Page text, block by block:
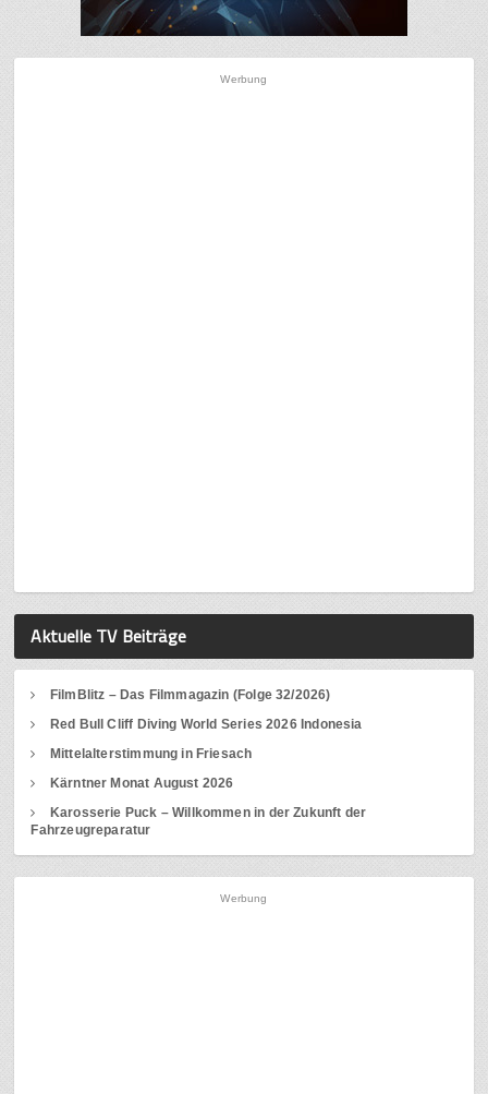
Werbung
Aktuelle TV Beiträge
FilmBlitz – Das Filmmagazin (Folge 32/2026)
Red Bull Cliff Diving World Series 2026 Indonesia
Mittelalterstimmung in Friesach
Kärntner Monat August 2026
Karosserie Puck – Willkommen in der Zukunft der
Fahrzeugreparatur
Werbung